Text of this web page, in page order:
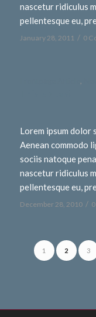
nascetur ridiculus
pellentesque eu,
January 28, 2011 / 0
,
Lorem ipsum dolor
Aenean commodo
sociis natoque
nascetur ridiculus
pellentesque eu,
December 28, 2010 /
1 2 3